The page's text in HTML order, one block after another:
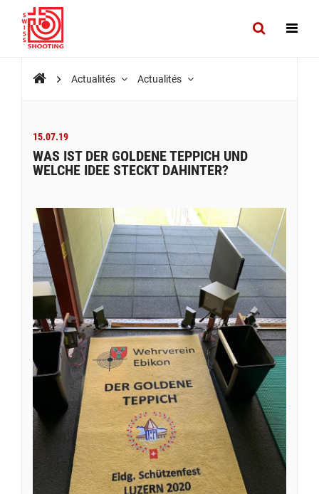
Actualités Actualités
15.07.19
WAS IST DER GOLDENE TEPPICH UND
WELCHE IDEE STECKT DAHINTER?